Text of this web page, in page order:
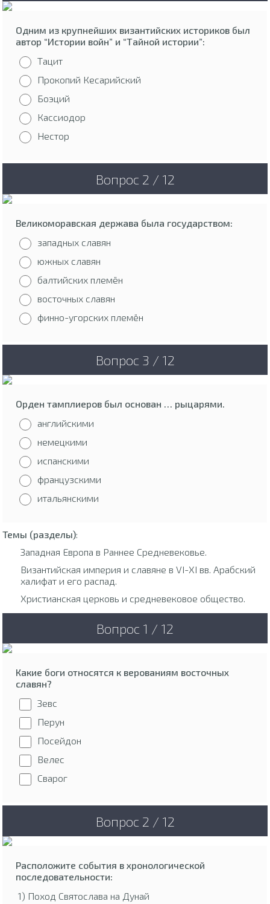
Одним из крупнейших византийских историков был
автор “Истории войн” и “Тайной истории”:
Тацит
Прокопий Кесарийский
Боэций
Кассиодор
Нестор
Вопрос 2 / 12
Великоморавская держава была государством:
западных славян
южных славян
балтийских племён
восточных славян
финно-угорских племён
Вопрос 3 / 12
Орден тамплиеров был основан … рыцарями.
английскими
немецкими
испанскими
французскими
итальянскими
Темы (разделы):
Западная Европа в Раннее Средневековье.
Византийская империя и славяне в VI-XI вв. Арабский
халифат и его распад.
Христианская церковь и средневековое общество.
Вопрос 1 / 12
Какие боги относятся к верованиям восточных
славян?
Зевс
Перун
Посейдон
Велес
Сварог
Вопрос 2 / 12
Расположите события в хронологической
последовательности:
1) Поход Святослава на Дунай